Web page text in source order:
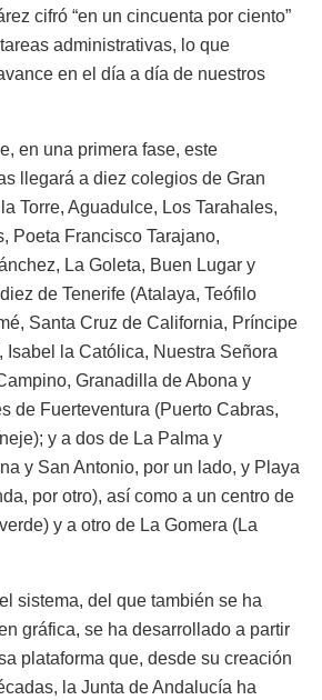
cifró “en un cincuenta por ciento”
administrativas, lo que
en el día a día de nuestros
en una primera fase, este
llegará a diez colegios de Gran
Torre, Aguadulce, Los Tarahales,
Poeta Francisco Tarajano,
La Goleta, Buen Lugar y
de Tenerife (Atalaya, Teófilo
Santa Cruz de California, Príncipe
Isabel la Católica, Nuestra Señora
Granadilla de Abona y
de Fuerteventura (Puerto Cabras,
y a dos de La Palma y
y San Antonio, por un lado, y Playa
por otro), así como a un centro de
y a otro de La Gomera (La
sistema, del que también se ha
gráfica, se ha desarrollado a partir
plataforma que, desde su creación
la Junta de Andalucía ha